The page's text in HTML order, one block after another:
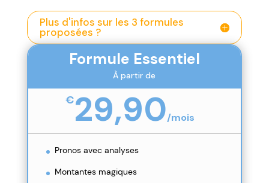
Plus d'infos sur les 3 formules
proposées ?
Formule Essentiel
À partir de
€29,90/mois
Pronos avec analyses
Montantes magiques